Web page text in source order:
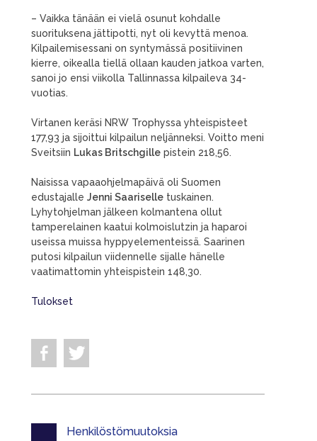
– Vaikka tänään ei vielä osunut kohdalle
suorituksena jättipotti, nyt oli kevyttä menoa.
Kilpailemisessani on syntymässä positiivinen
kierre, oikealla tiellä ollaan kauden jatkoa varten,
sanoi jo ensi viikolla Tallinnassa kilpaileva 34-
vuotias.
Virtanen keräsi NRW Trophyssa yhteispisteet
177,93 ja sijoittui kilpailun neljänneksi. Voitto meni
Sveitsiin Lukas Britschgille pistein 218,56.
Naisissa vapaaohjelmapäivä oli Suomen
edustajalle Jenni Saariselle tuskainen.
Lyhytohjelman jälkeen kolmantena ollut
tamperelainen kaatui kolmoislutzin ja haparoi
useissa muissa hyppyelementeissä. Saarinen
putosi kilpailun viidennelle sijalle hänelle
vaatimattomin yhteispistein 148,30.
Tulokset
Henkilöstömuutoksia